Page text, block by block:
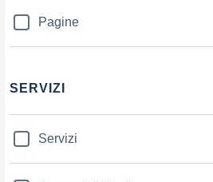
Pagine
SERVIZI
Servizi